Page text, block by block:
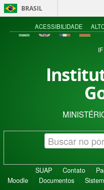
BRASIL
ACESSIBILIDADE
SUAP Contato
Moodle
Documentos